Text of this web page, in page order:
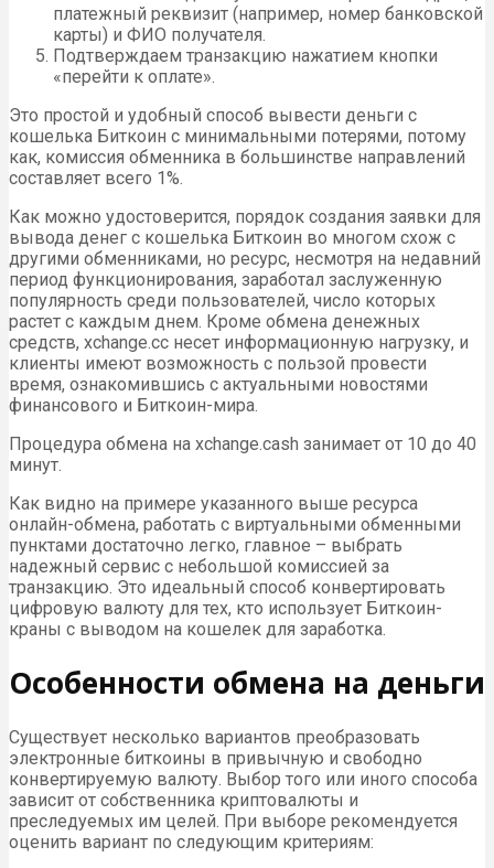
платежный реквизит (например, номер банковской
карты) и ФИО получателя.
Подтверждаем транзакцию нажатием кнопки
«перейти к оплате».
Это простой и удобный способ вывести деньги с
кошелька Биткоин с минимальными потерями, потому
как, комиссия обменника в большинстве направлений
составляет всего 1%.
Как можно удостоверится, порядок создания заявки для
вывода денег с кошелька Биткоин во многом схож с
другими обменниками, но ресурс, несмотря на недавний
период функционирования, заработал заслуженную
популярность среди пользователей, число которых
растет с каждым днем. Кроме обмена денежных
средств, xchange.cc несет информационную нагрузку, и
клиенты имеют возможность с пользой провести
время, ознакомившись с актуальными новостями
финансового и Биткоин-мира.
Процедура обмена на xchange.cash занимает от 10 до 40
минут.
Как видно на примере указанного выше ресурса
онлайн-обмена, работать с виртуальными обменными
пунктами достаточно легко, главное – выбрать
надежный сервис с небольшой комиссией за
транзакцию. Это идеальный способ конвертировать
цифровую валюту для тех, кто использует Биткоин-
краны с выводом на кошелек для заработка.
Особенности обмена на деньги
Существует несколько вариантов преобразовать
электронные биткоины в привычную и свободно
конвертируемую валюту. Выбор того или иного способа
зависит от собственника криптовалюты и
преследуемых им целей. При выборе рекомендуется
оценить вариант по следующим критериям: